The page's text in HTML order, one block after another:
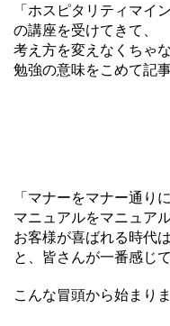
「ホスピタリティマイン
の講座を受けてきて、
考え方を変えなくちゃ
勉強の意味をこめて記
「マナーをマナー通り
マニュアルをマニュア
お客様が喜ばれる時代
と、皆さんが一番感じ
こんな冒頭から始まりま